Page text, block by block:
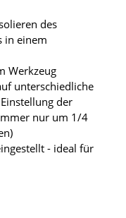
des
in einem
Werkzeug
unterschiedliche
der
nur um 1/4
- ideal für